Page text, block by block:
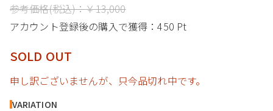
参考価格(税込)：￥13,000
アカウント登録後の購入で獲得：450 Pt
SOLD OUT
申し訳ございませんが、只今品切れ中です。
VARIATION